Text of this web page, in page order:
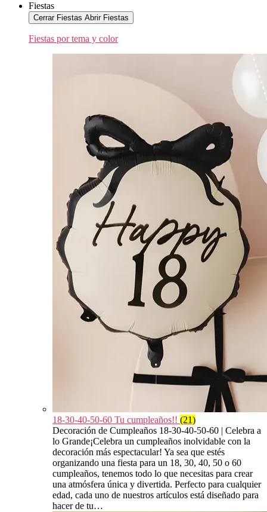
Fiestas
Cerrar Fiestas Abrir Fiestas
Fiestas por tema y color
18-30-40-50-60 Tu cumpleaños!! (21)
Decoración de Cumpleaños 18-30-40-50-60 | Celebra a
lo Grande¡Celebra un cumpleaños inolvidable con la
decoración más espectacular! Ya sea que estés
organizando una fiesta para un 18, 30, 40, 50 o 60
cumpleaños, tenemos todo lo que necesitas para crear
una atmósfera única y divertida. Perfecto para cualquier
edad, cada uno de nuestros artículos está diseñado para
hacer de tu…